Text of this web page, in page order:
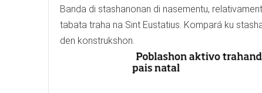
Banda di stashanonan di nasementu,
tabata traha na Sint Eustatius. Kompará ku
den konstrukshon.